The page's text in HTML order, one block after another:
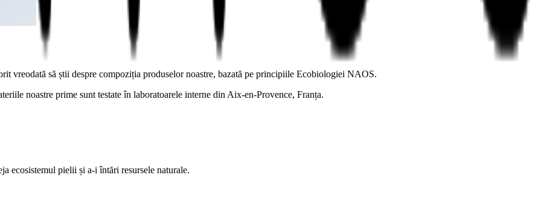
vreodată să știi despre compoziția produselor noastre, bazată pe principiile Ecobiologiei NAOS.
noastre prime sunt testate în laboratoarele interne din Aix-en-Provence, Franța.
ecosistemul pielii și a-i întări resursele naturale.